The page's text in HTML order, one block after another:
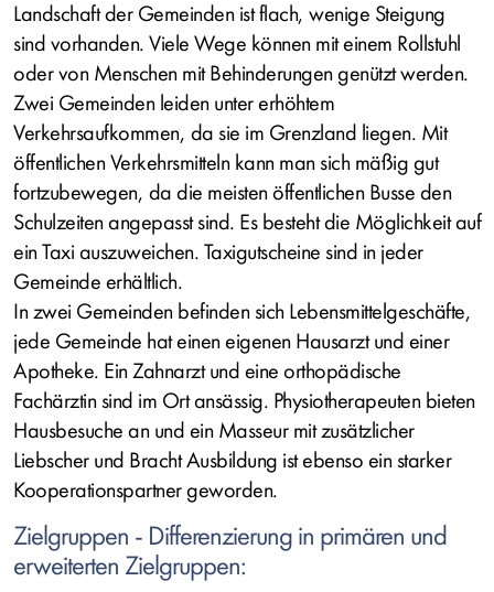
Landschaft der Gemeinden ist flach, wenige Steigung
sind vorhanden. Viele Wege können mit einem Rollstuhl
oder von Menschen mit Behinderungen genützt werden.
Zwei Gemeinden leiden unter erhöhtem
Verkehrsaufkommen, da sie im Grenzland liegen. Mit
öffentlichen Verkehrsmitteln kann man sich mäßig gut
fortzubewegen, da die meisten öffentlichen Busse den
Schulzeiten angepasst sind. Es besteht die Möglichkeit auf
ein Taxi auszuweichen. Taxigutscheine sind in jeder
Gemeinde erhältlich.
In zwei Gemeinden befinden sich Lebensmittelgeschäfte,
jede Gemeinde hat einen eigenen Hausarzt und einer
Apotheke. Ein Zahnarzt und eine orthopädische
Fachärztin sind im Ort ansässig. Physiotherapeuten bieten
Hausbesuche an und ein Masseur mit zusätzlicher
Liebscher und Bracht Ausbildung ist ebenso ein starker
Kooperationspartner geworden.
Zielgruppen - Differenzierung in primären und
erweiterten Zielgruppen: